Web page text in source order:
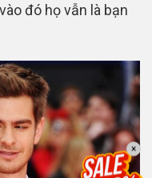
đó họ vẫn là bạn
×